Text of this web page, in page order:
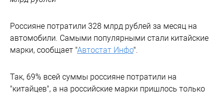
Россияне потратили 328 млрд рублей за месяц на
автомобили. Самыми популярными стали китайские
марки, сообщает "Автостат Инфо".
Так, 69% всей суммы россияне потратили на
"китайцев", а на российские марки пришлось только